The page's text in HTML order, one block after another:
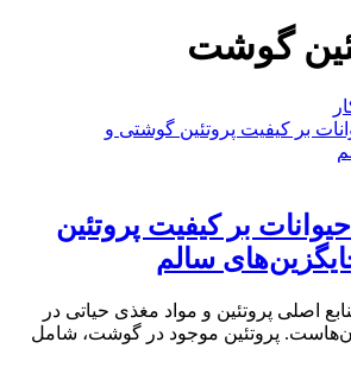
گوشت
حیوانات بر کیفیت پروتئین
سالم
اصلی پروتئین و مواد مغذی حیاتی در
پروتئین موجود در گوشت، شامل